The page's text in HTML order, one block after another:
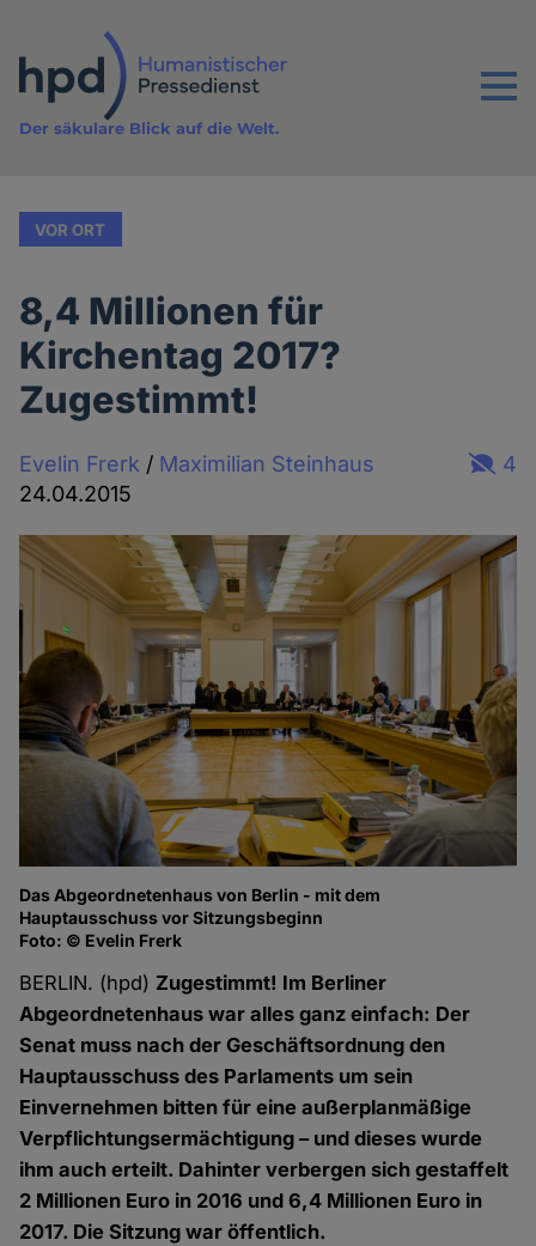
Inhalt
Menu
Der säkulare Blick auf die Welt.
VOR ORT
8,4 Millionen für
Kirchentag 2017?
Zugestimmt!
Evelin Frerk / Maximilian Steinhaus
24.04.2015
4
Das Abgeordnetenhaus von Berlin - mit dem
Hauptausschuss vor Sitzungsbeginn
Foto: © Evelin Frerk
BERLIN. (hpd) Zugestimmt! Im Berliner
Abgeordnetenhaus war alles ganz einfach: Der
Senat muss nach der Geschäftsordnung den
Hauptausschuss des Parlaments um sein
Einvernehmen bitten für eine außerplanmäßige
Verpflichtungsermächtigung – und dieses wurde
ihm auch erteilt. Dahinter verbergen sich gestaffelt
2 Millionen Euro in 2016 und 6,4 Millionen Euro in
2017. Die Sitzung war öffentlich.